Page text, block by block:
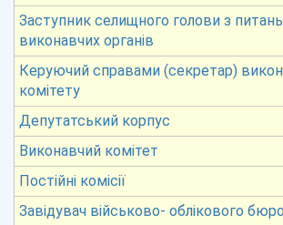
Заступник селищного голови з питань
виконавчих органів
Керуючий справами (секретар)
комітету
Депутатський корпус
Виконавчий комітет
Постійні комісії
Завідувач військово- облікового бюро